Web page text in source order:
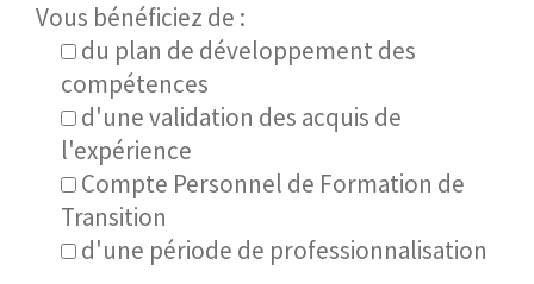
Vous bénéficiez de :
du plan de développement des
compétences
d'une validation des acquis de
l'expérience
Compte Personnel de Formation de
Transition
d'une période de professionnalisation